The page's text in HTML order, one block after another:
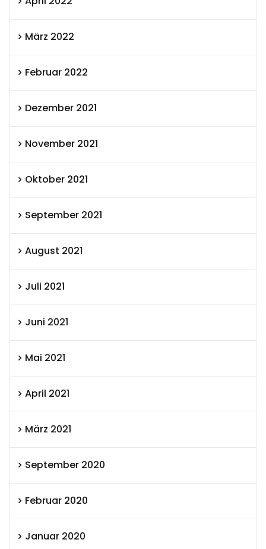
März 2022
Februar 2022
Dezember 2021
November 2021
Oktober 2021
September 2021
August 2021
Juli 2021
Juni 2021
Mai 2021
April 2021
März 2021
September 2020
Februar 2020
Januar 2020